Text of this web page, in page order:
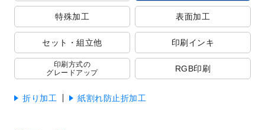
特殊加工 表面加工
セット・組立他 印刷インキ
印刷方式の
グレードアップ
RGB印刷
折り加工 紙割れ防止折加工